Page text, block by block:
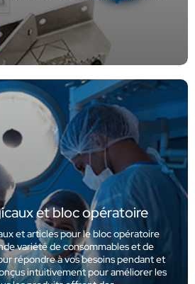
et bloc opératoire
et articles pour le bloc opératoire
variété de consommables et de
répondre à vos besoins pendant et
intuitivement pour améliorer les